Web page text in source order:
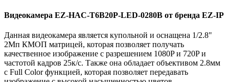
Видеокамера EZ-HAC-T6B20P-LED-0280B от бренда EZ-IP
Данная видеокамера является купольной и оснащена 1/2.8"
2Мп КМОП матрицей, которая позволяет получать
качественное изображение с разрешением 1080P и 720P и
частотой кадров 25к/с. Также она обладает объективом 2.8мм
с Full Color функцией, которая позволяет передавать